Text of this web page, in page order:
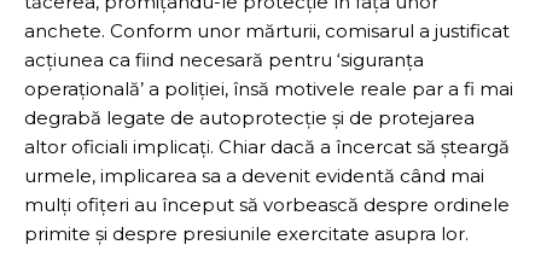
anchete. Conform unor mărturii, comisarul a justificat
acțiunea ca fiind necesară pentru ‘siguranța
operațională’ a poliției, însă motivele reale par a fi mai
degrabă legate de autoprotecție și de protejarea
altor oficiali implicați. Chiar dacă a încercat să șteargă
urmele, implicarea sa a devenit evidentă când mai
mulți ofițeri au început să vorbească despre ordinele
primite și despre presiunile exercitate asupra lor.